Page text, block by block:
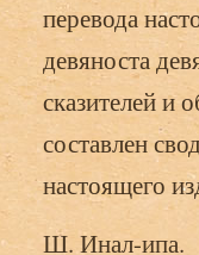
перевода
девяноста
сказителей и
составлен
настоящего
Ш. Инал-ипа.